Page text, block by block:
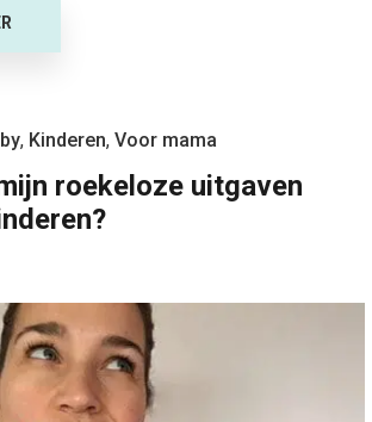
, Kinderen, Voor mama
roekeloze uitgaven